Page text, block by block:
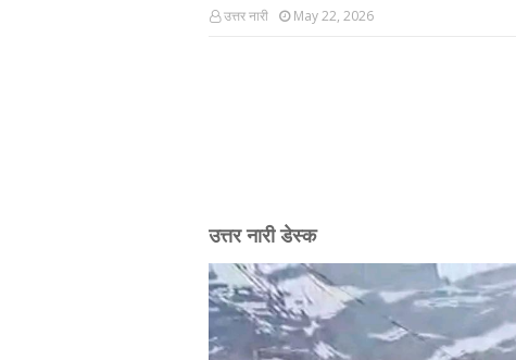
उत्तर नारी May 22, 2026
उत्तर नारी डेस्क